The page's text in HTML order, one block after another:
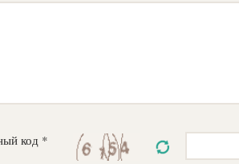
код *